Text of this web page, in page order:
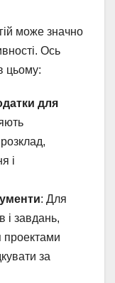
може значно
Ось
цьому:
для
і
: Для
і завдань,
проектами
за